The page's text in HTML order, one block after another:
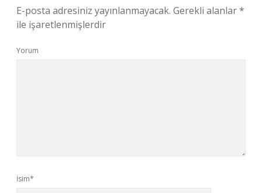
E-posta adresiniz yayınlanmayacak. Gerekli alanlar*
ile işaretlenmişlerdir
Yorum
İsim*